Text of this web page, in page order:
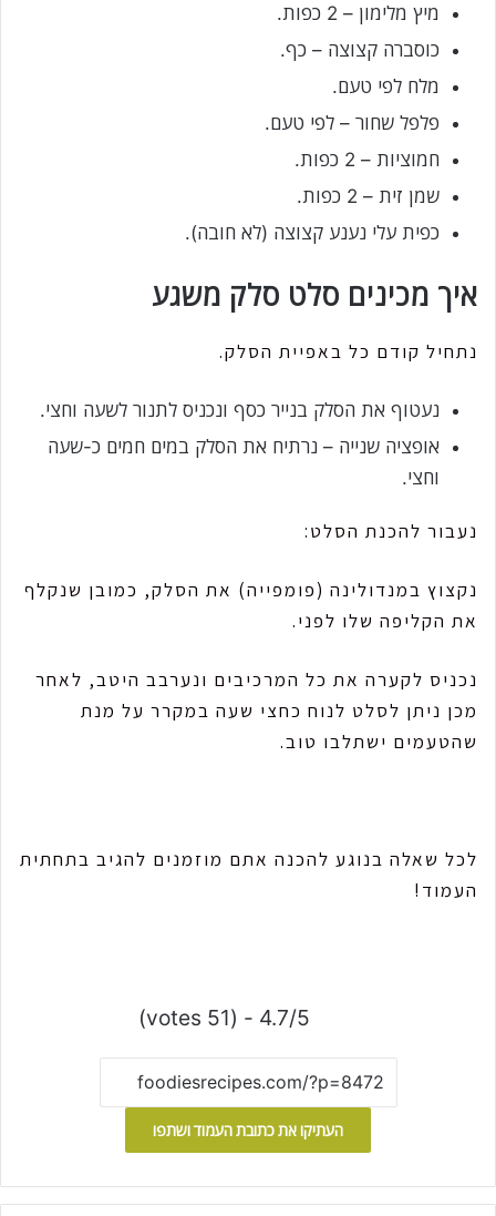
מיץ מלימון – 2 כפות.
כוסברה קצוצה – כף.
מלח לפי טעם.
פלפל שחור – לפי טעם.
חמוציות – 2 כפות.
שמן זית – 2 כפות.
כפית עלי נענע קצוצה (לא חובה).
איך מכינים סלט סלק משגע
נתחיל קודם כל באפיית הסלק.
נעטוף את הסלק בנייר כסף ונכניס לתנור לשעה וחצי.
אופציה שנייה – נרתיח את הסלק במים חמים כ-שעה
וחצי.
נעבור להכנת הסלט:
נקצוץ במנדולינה (פומפייה) את הסלק, כמובן שנקלף
את הקליפה שלו לפני.
נכניס לקערה את כל המרכיבים ונערבב היטב, לאחר
מכן ניתן לסלט לנוח כחצי שעה במקרר על מנת
שהטעמים ישתלבו טוב.
לכל שאלה בנוגע להכנה אתם מוזמנים להגיב בתחתית
העמוד!
4.7/5 - (51 votes)
העתיקו את כתובת העמוד ושתפו